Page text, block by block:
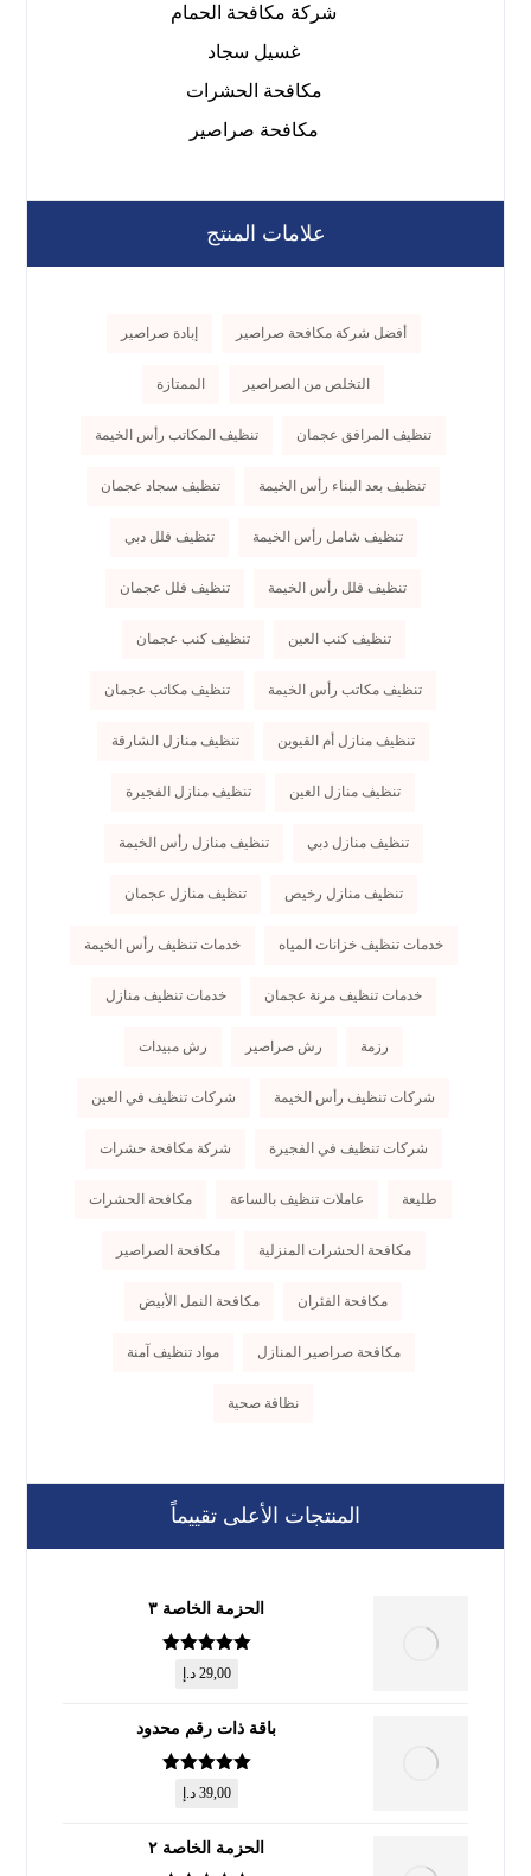
شركة مكافحة الحمام
غسيل سجاد
مكافحة الحشرات
مكافحة صراصير
علامات المنتج
أفضل شركة مكافحة صراصير إبادة صراصير
التخلص من الصراصير الممتازة
تنظيف المرافق عجمان تنظيف المكاتب رأس الخيمة
تنظيف بعد البناء رأس الخيمة تنظيف سجاد عجمان
تنظيف شامل رأس الخيمة تنظيف فلل دبي
تنظيف فلل رأس الخيمة تنظيف فلل عجمان
تنظيف كنب العين تنظيف كنب عجمان
تنظيف مكاتب رأس الخيمة تنظيف مكاتب عجمان
تنظيف منازل أم القيوين تنظيف منازل الشارقة
تنظيف منازل العين تنظيف منازل الفجيرة
تنظيف منازل دبي تنظيف منازل رأس الخيمة
تنظيف منازل رخيص تنظيف منازل عجمان
خدمات تنظيف خزانات المياه خدمات تنظيف رأس الخيمة
خدمات تنظيف مرنة عجمان خدمات تنظيف منازل
رزمة رش صراصير رش مبيدات
شركات تنظيف رأس الخيمة شركات تنظيف في العين
شركات تنظيف في الفجيرة شركة مكافحة حشرات
طليعة عاملات تنظيف بالساعة مكافحة الحشرات
مكافحة الحشرات المنزلية مكافحة الصراصير
مكافحة الفئران مكافحة النمل الأبيض
مكافحة صراصير المنازل مواد تنظيف آمنة
نظافة صحية
المنتجات الأعلى تقييماً
الحزمة الخاصة ٣
تم التقييم
من 5
29,00 د.إ
باقة ذات رقم محدود
تم التقييم
من 5
39,00 د.إ
الحزمة الخاصة ٢